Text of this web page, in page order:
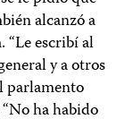
alcanzó a
“Le escribí al
y a otros
parlamento
ha habido